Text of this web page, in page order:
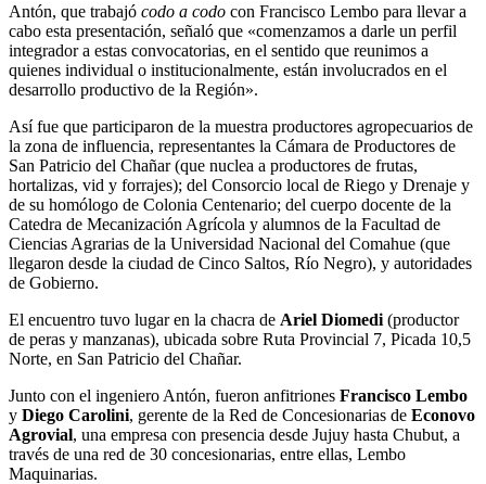
Antón, que trabajó codo a codo con Francisco Lembo para llevar a
cabo esta presentación, señaló que «comenzamos a darle un perfil
integrador a estas convocatorias, en el sentido que reunimos a
quienes individual o institucionalmente, están involucrados en el
desarrollo productivo de la Región».
Así fue que participaron de la muestra productores agropecuarios de
la zona de influencia, representantes la Cámara de Productores de
San Patricio del Chañar (que nuclea a productores de frutas,
hortalizas, vid y forrajes); del Consorcio local de Riego y Drenaje y
de su homólogo de Colonia Centenario; del cuerpo docente de la
Catedra de Mecanización Agrícola y alumnos de la Facultad de
Ciencias Agrarias de la Universidad Nacional del Comahue (que
llegaron desde la ciudad de Cinco Saltos, Río Negro), y autoridades
de Gobierno.
El encuentro tuvo lugar en la chacra de Ariel Diomedi (productor
de peras y manzanas), ubicada sobre Ruta Provincial 7, Picada 10,5
Norte, en San Patricio del Chañar.
Junto con el ingeniero Antón, fueron anfitriones Francisco Lembo
y Diego Carolini, gerente de la Red de Concesionarias de Econovo
Agrovial, una empresa con presencia desde Jujuy hasta Chubut, a
través de una red de 30 concesionarias, entre ellas, Lembo
Maquinarias.